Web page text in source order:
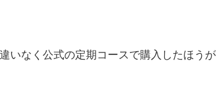
いなく公式の定期コースで購入したほうが